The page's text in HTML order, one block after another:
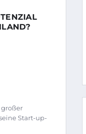
F
Start-up-